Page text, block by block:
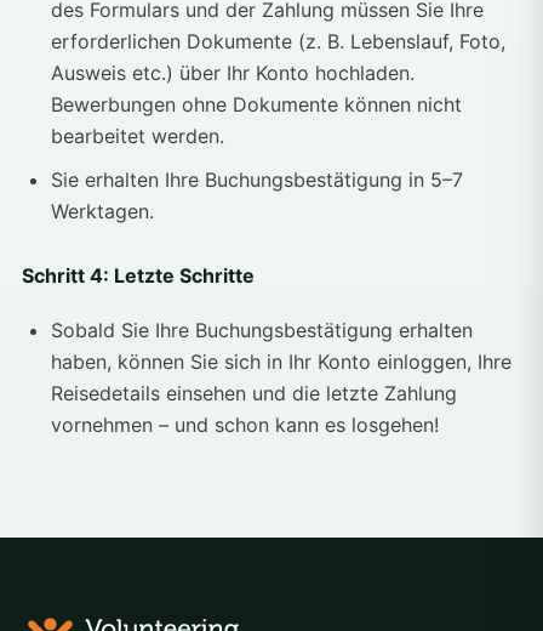
des Formulars und der Zahlung müssen Sie Ihre
erforderlichen Dokumente (z. B. Lebenslauf, Foto,
Ausweis etc.) über Ihr Konto hochladen.
Bewerbungen ohne Dokumente können nicht
bearbeitet werden.
Sie erhalten Ihre Buchungsbestätigung in 5–7
Werktagen.
Schritt 4: Letzte Schritte
Sobald Sie Ihre Buchungsbestätigung erhalten
haben, können Sie sich in Ihr Konto einloggen, Ihre
Reisedetails einsehen und die letzte Zahlung
vornehmen – und schon kann es losgehen!